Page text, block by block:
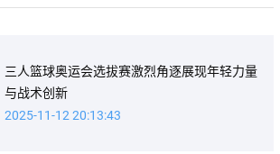
三人篮球奥运会选拔赛激烈角逐展现年轻力量
与战术创新
2025-11-12 20:13:43